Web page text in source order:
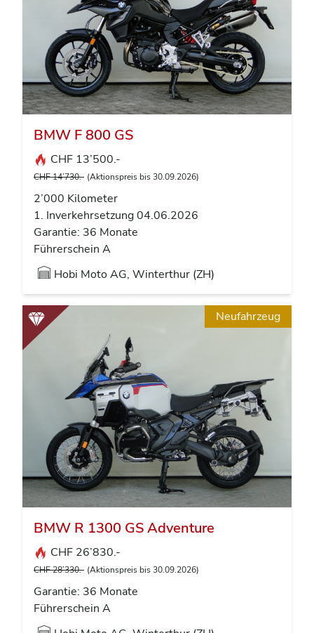
BMW F 800 GS
CHF 13’500.-
CHF 14’730.- (Aktionspreis bis 30.09.2026)
2’000 Kilometer
1. Inverkehrsetzung 04.06.2026
Garantie: 36 Monate
Führerschein A
Hobi Moto AG, Winterthur (ZH)
Neufahrzeug
BMW R 1300 GS Adventure
CHF 26’830.-
CHF 28’330.- (Aktionspreis bis 30.09.2026)
Garantie: 36 Monate
Führerschein A